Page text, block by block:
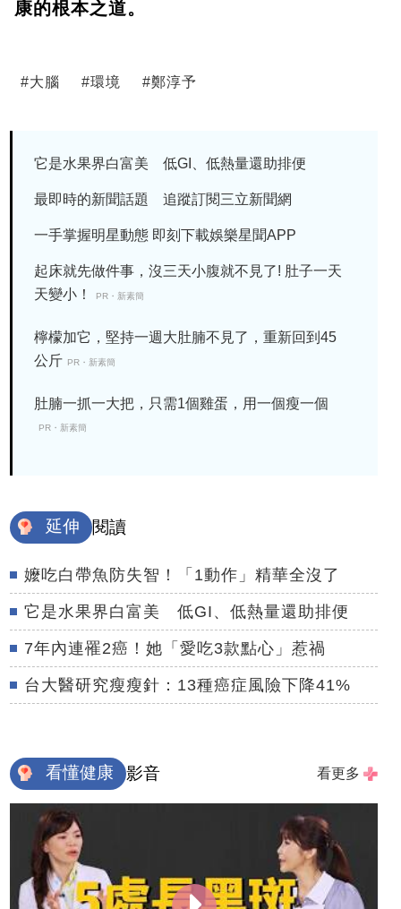
康的根本之道。
#大腦 #環境 #鄭淳予
它是水果界白富美 低GI、低熱量還助排便
最即時的新聞話題 追蹤訂閱三立新聞網
一手掌握明星動態 即刻下載娛樂星聞APP
起床就先做件事，沒三天小腹就不見了! 肚子一天
天變小！
PR・新素簡
檸檬加它，堅持一週大肚腩不見了，重新回到45
公斤 PR・新素簡
肚腩一抓一大把，只需1個雞蛋，用一個瘦一個
PR・新素簡
延伸 閱讀
嬤吃白帶魚防失智！「1動作」精華全沒了
它是水果界白富美 低GI、低熱量還助排便
7年內連罹2癌！她「愛吃3款點心」惹禍
台大醫研究瘦瘦針：13種癌症風險下降41%
看懂健康 影音 看更多